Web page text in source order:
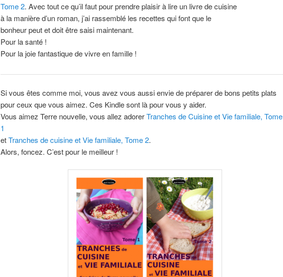
Tome 2. Avec tout ce qu’il faut pour prendre plaisir à lire un livre de cuisine
à la manière d’un roman, j’ai rassemblé les recettes qui font que le
bonheur peut et doit être saisi maintenant.
Pour la santé !
Pour la joie fantastique de vivre en famille !
Si vous êtes comme moi, vous avez vous aussi envie de préparer de bons petits plats
pour ceux que vous aimez. Ces Kindle sont là pour vous y aider.
Vous aimez Terre nouvelle, vous allez adorerTranches de Cuisine et Vie familiale, Tome
1
etTranches de cuisine et Vie familiale, Tome 2.
Alors, foncez. C’est pour le meilleur !